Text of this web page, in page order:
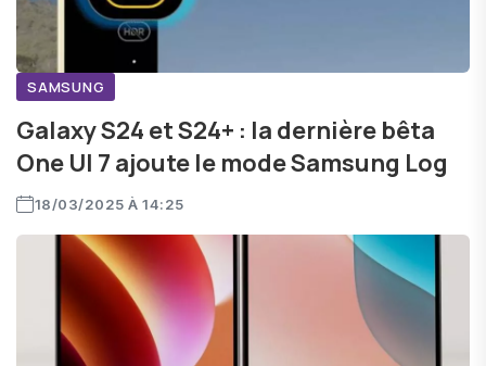
SAMSUNG
Galaxy S24 et S24+ : la dernière bêta
One UI 7 ajoute le mode Samsung Log
18/03/2025 À 14:25